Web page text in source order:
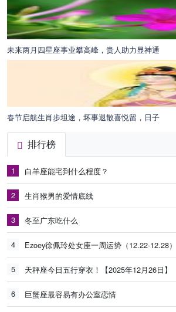
未来两月四星座事业攀高峰，贵人助力显神通
春节启航生肖步坦途，坏事退散喜悦留，日子
排行榜
1 白羊座能宅到什么程度？
2 生肖猴男的爱情底线
3 冬至广东吃什么
4 Ezoey徐佩玲处女座一周运势（12.22-12.28）
5 天秤座今日五行穿衣！【2025年12月26日】
6 巨蟹座最容易有办公室恋情